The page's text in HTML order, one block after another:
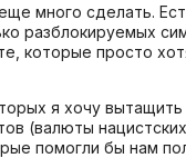
много сделать.
разблокируемых
которые просто
я хочу вытащить
(валюты
помогли бы нам